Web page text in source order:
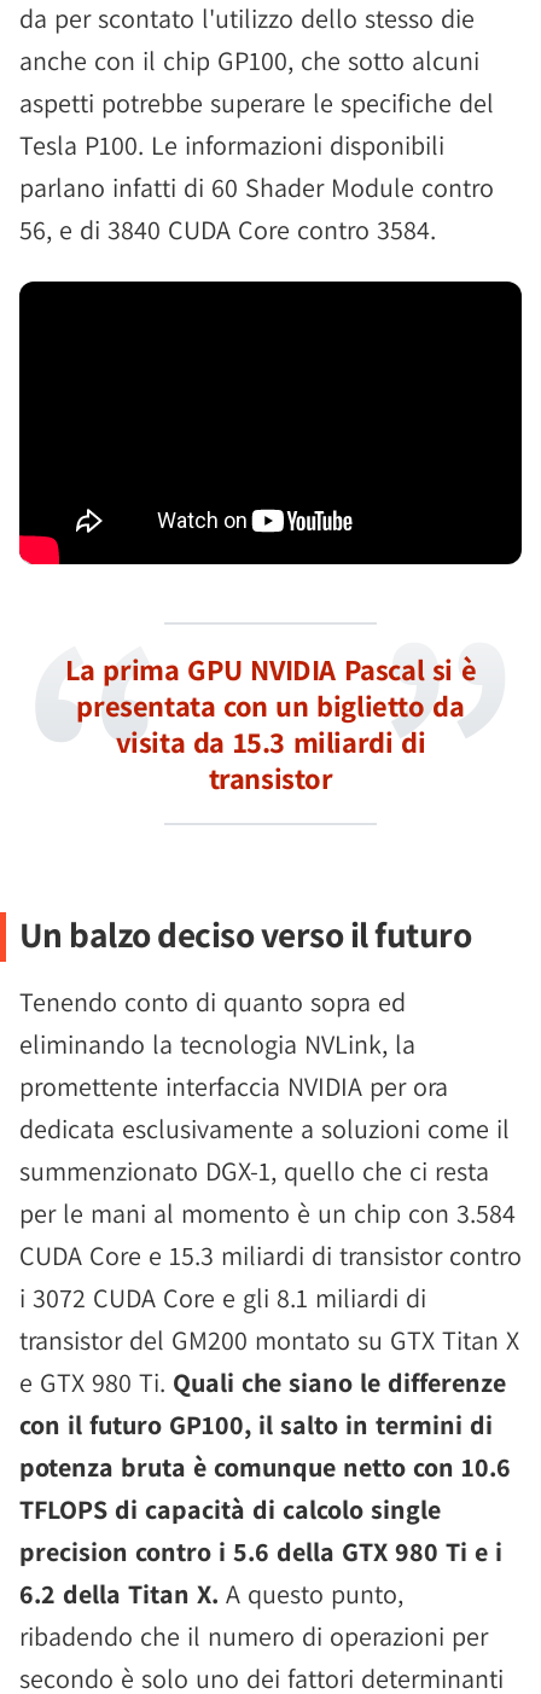
da per scontato l'utilizzo dello stesso die
anche con il chip GP100, che sotto alcuni
aspetti potrebbe superare le specifiche del
Tesla P100. Le informazioni disponibili
parlano infatti di 60 Shader Module contro
56, e di 3840 CUDA Core contro 3584.
La prima GPU NVIDIA Pascal si è
presentata con un biglietto da
visita da 15.3 miliardi di
transistor
Un balzo deciso verso il futuro
Tenendo conto di quanto sopra ed
eliminando la tecnologia NVLink, la
promettente interfaccia NVIDIA per ora
dedicata esclusivamente a soluzioni come il
summenzionato DGX-1, quello che ci resta
per le mani al momento è un chip con 3.584
CUDA Core e 15.3 miliardi di transistor contro
i 3072 CUDA Core e gli 8.1 miliardi di
transistor del GM200 montato su GTX Titan X
e GTX 980 Ti. Quali che siano le differenze
con il futuro GP100, il salto in termini di
potenza bruta è comunque netto con 10.6
TFLOPS di capacità di calcolo single
precision contro i 5.6 della GTX 980 Ti e i
6.2 della Titan X. A questo punto,
ribadendo che il numero di operazioni per
secondo è solo uno dei fattori determinanti